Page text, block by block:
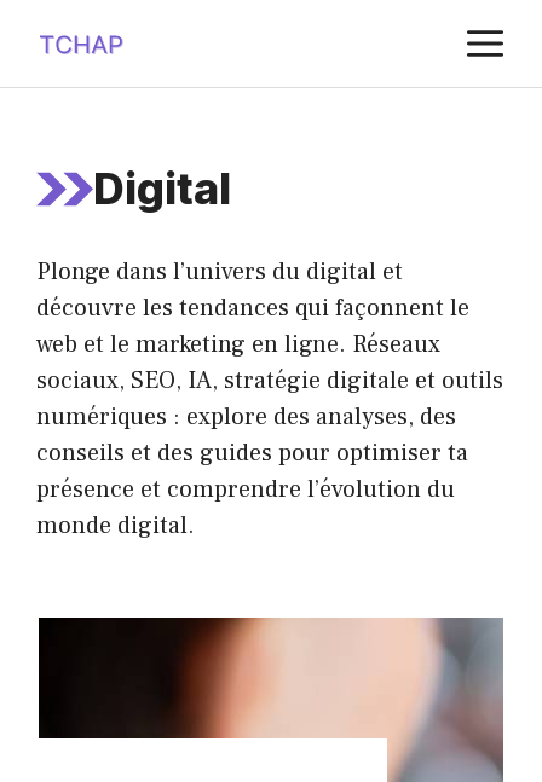
contenu
Digital
Plonge dans l’univers du digital et
découvre les tendances qui façonnent le
web et le marketing en ligne. Réseaux
sociaux, SEO, IA, stratégie digitale et outils
numériques : explore des analyses, des
conseils et des guides pour optimiser ta
présence et comprendre l’évolution du
monde digital.